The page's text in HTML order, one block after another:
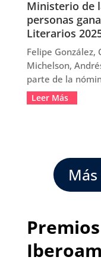
Ministerio de
personas
Literarios
Felipe González,
Michelson,
parte de la
Leer Más
Premios